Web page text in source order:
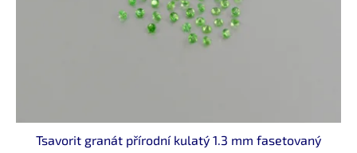
Tsavorit granát přírodní kulatý 1.3 mm fasetovaný